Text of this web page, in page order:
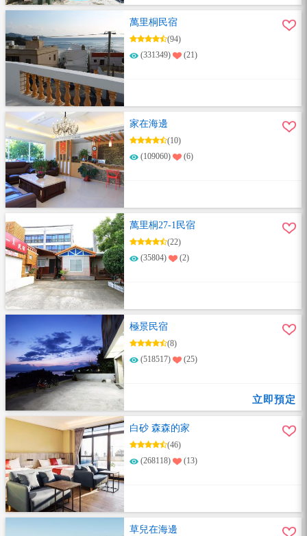
萬里桐民宿
(94)
(331349)
(21)
家在海邊
(10)
(109060)
(6)
萬里桐27-1民宿
(22)
(35804)
(2)
極景民宿
(8)
(518517)
(25)
立即預定
白砂 森森的家
(46)
(268118)
(13)
草兒在海邊